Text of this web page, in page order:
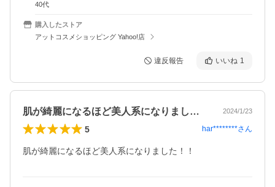
40代
購入したストア
アットコスメショッピング Yahoo!店
違反報告 いいね 1
肌が綺麗になるほど美人系になりました！… 2024/1/23
5 har********さん